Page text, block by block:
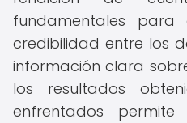
fundamentales
credibilidad entre los
información clara
los resultados
enfrentados